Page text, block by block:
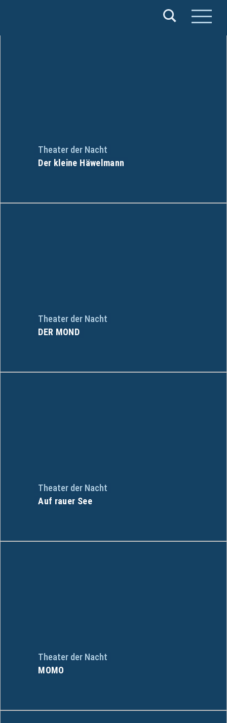
Theater der Nacht
Der kleine Häwelmann
Theater der Nacht
DER MOND
Theater der Nacht
Auf rauer See
Theater der Nacht
MOMO